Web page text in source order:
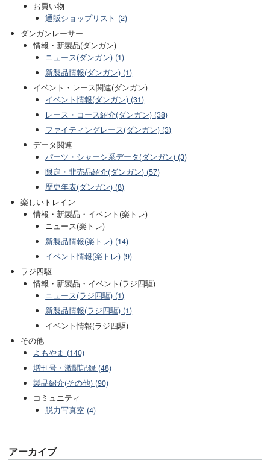
お買い物
通販ショップリスト (2)
ダンガンレーサー
情報・新製品(ダンガン)
ニュース(ダンガン) (1)
新製品情報(ダンガン) (1)
イベント・レース関連(ダンガン)
イベント情報(ダンガン) (31)
レース・コース紹介(ダンガン) (38)
ファイティングレース(ダンガン) (3)
データ関連
パーツ・シャーシ系データ(ダンガン) (3)
限定・非売品紹介(ダンガン) (57)
歴史年表(ダンガン) (8)
楽しいトレイン
情報・新製品・イベント(楽トレ)
ニュース(楽トレ)
新製品情報(楽トレ) (14)
イベント情報(楽トレ) (9)
ラジ四駆
情報・新製品・イベント(ラジ四駆)
ニュース(ラジ四駆) (1)
新製品情報(ラジ四駆) (1)
イベント情報(ラジ四駆)
その他
よもやま (140)
増刊号・激闘記録 (48)
製品紹介(その他) (90)
コミュニティ
脱力写真室 (4)
アーカイブ